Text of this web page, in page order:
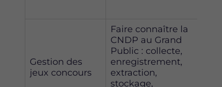
Gestion des
jeux concours
Faire connaître la
CNDP au Grand
Public : collecte,
enregistrement,
extraction,
stockage,